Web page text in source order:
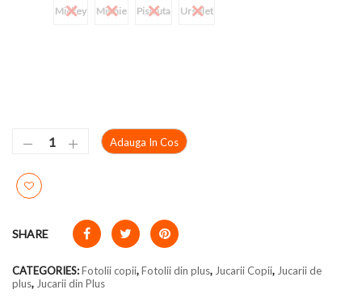
Mickey Minnie Pisicuta Ursulet
Adauga In Cos
SHARE
CATEGORIES:Fotolii copii,Fotolii din plus, Jucarii Copii, Jucarii de
plus, Jucarii din Plus